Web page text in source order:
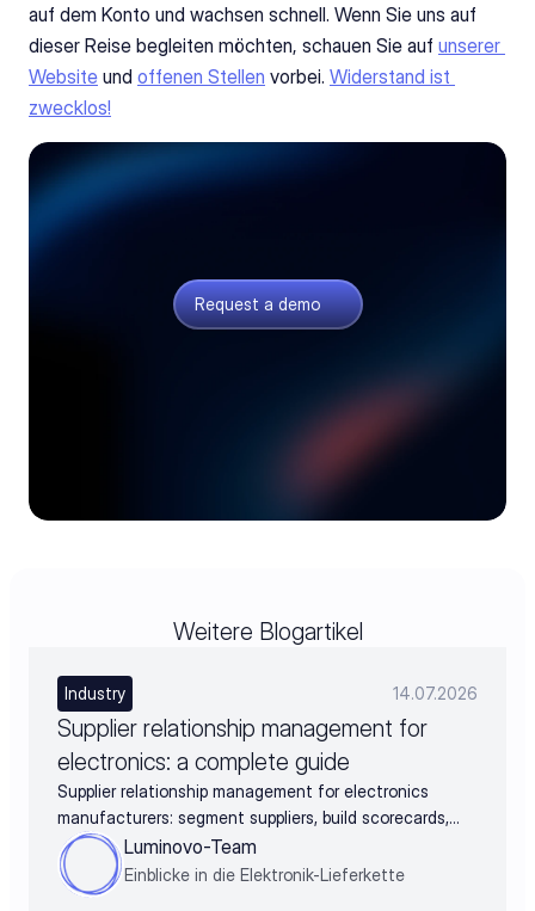
auf dem Konto und wachsen schnell. Wenn Sie uns auf
dieser Reise begleiten möchten, schauen Sie auf unserer
Website und offenen Stellen vorbei. Widerstand ist
zwecklos!
See what we’re building
Request a demo
Weitere Blogartikel
Industry 14.07.2026
Supplier relationship management for
electronics: a complete guide
Supplier relationship management for electronics
manufacturers: segment suppliers, build scorecards,
and turn supplier data into negotiation leverage
Luminovo-Team
Einblicke in die Elektronik-Lieferkette